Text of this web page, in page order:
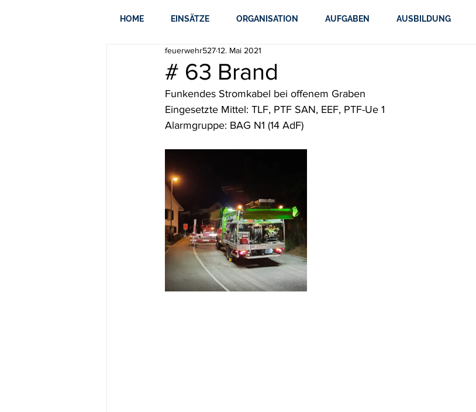
HOME EINSÄTZE ORGANISATION AUFGABEN AUSBILDUNG
# 63 Brand
feuerwehr52712. Mai 2021
Funkendes Stromkabel bei offenem Graben
Eingesetzte Mittel: TLF, PTF SAN, EEF, PTF-Ue 1
Alarmgruppe: BAG N1 (14 AdF)